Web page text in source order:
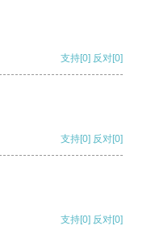
支持[0] 反对[0]
支持[0] 反对[0]
支持[0] 反对[0]